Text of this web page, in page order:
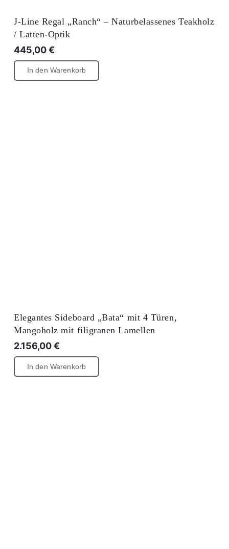
J-Line Regal „Ranch“ – Naturbelassenes Teakholz
/ Latten-Optik
445,00€
In den Warenkorb
Elegantes Sideboard „Bata“ mit 4 Türen,
Mangoholz mit filigranen Lamellen
2.156,00€
In den Warenkorb